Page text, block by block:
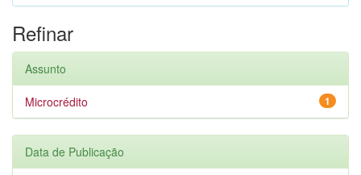
Refinar
Assunto
1
Microcrédito
Data de Publicação